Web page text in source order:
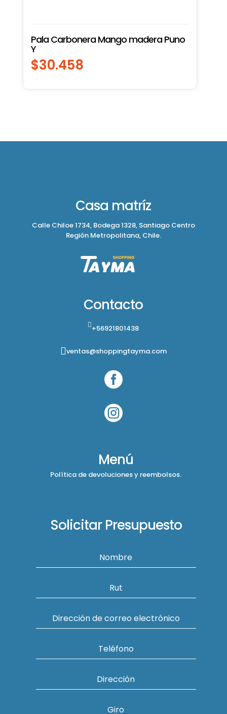
Pala Carbonera Mango madera Puno
Y
$30.458
Casa matríz
Calle Chiloe 1734, Bodega 1328, Santiago Centro
Región Metropolitana, Chile.
Contacto
+56921801438
ventas@shoppingtayma.com


Menú
Política de devoluciones y reembolsos.
Solicitar Presupuesto
Nombre
Rut
Dirección de correo electrónico
Teléfono
Dirección
Giro